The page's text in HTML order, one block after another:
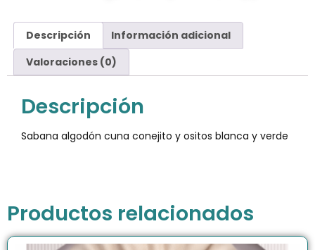
Descripción
Información adicional
Valoraciones (0)
Descripción
Sabana algodón cuna conejito y ositos blanca y verde
Productos relacionados